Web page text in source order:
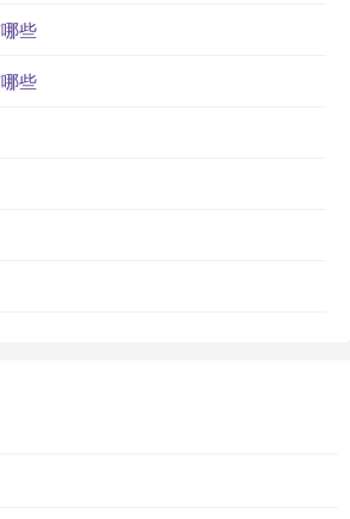
些
些